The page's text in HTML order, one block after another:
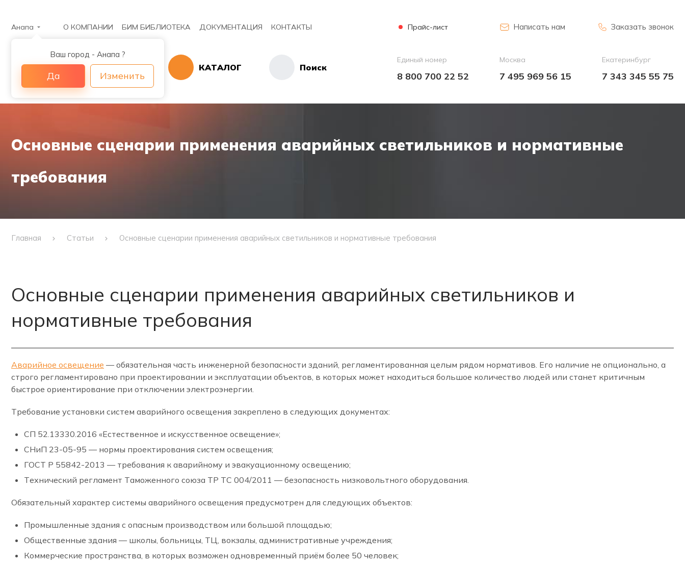
Анапа
Ваш город - Анапа ?
Да Изменить
О КОМПАНИИ БИМ БИБЛИОТЕКА ДОКУМЕНТАЦИЯ КОНТАКТЫ Прайс-лист Написать нам Заказать звонок
КАТАЛОГ Поиск
Единый номер
8 800 700 22 52
Москва
7 495 969 56 15
Екатеринбург
7 343 345 55 75
Основные сценарии применения аварийных светильников и нормативные
требования
Главная Статьи Основные сценарии применения аварийных светильников и нормативные требования
Основные сценарии применения аварийных светильников и
нормативные требования
Аварийное освещение — обязательная часть инженерной безопасности зданий, регламентированная целым рядом нормативов. Его наличие не опционально, а
строго регламентировано при проектировании и эксплуатации объектов, в которых может находиться большое количество людей или станет критичным
быстрое ориентирование при отключении электроэнергии.
Требование установки систем аварийного освещения закреплено в следующих документах:
СП 52.13330.2016 «Естественное и искусственное освещение»;
СНиП 23-05-95 — нормы проектирования систем освещения;
ГОСТ Р 55842-2013 — требования к аварийному и эвакуационному освещению;
Технический регламент Таможенного союза ТР ТС 004/2011 — безопасность низковольтного оборудования.
Обязательный характер системы аварийного освещения предусмотрен для следующих объектов:
Промышленные здания с опасным производством или большой площадью;
Общественные здания — школы, больницы, ТЦ, вокзалы, административные учреждения;
Коммерческие пространства, в которых возможен одновременный приём более 50 человек;